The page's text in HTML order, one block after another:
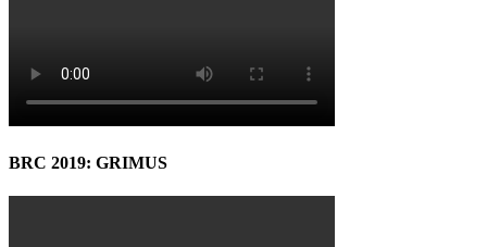
BRC 2019: GRIMUS